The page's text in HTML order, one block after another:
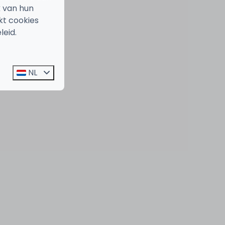
hun
cookies
NL